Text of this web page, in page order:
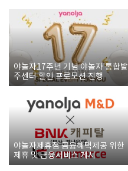
야놀자17주년 기념 야놀자 통합발
주센터 할인 프로모션 진행
야놀자제휴점 금융혜택제공 위한
제휴 및 금융서비스 게시